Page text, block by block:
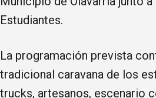
Estudiantes.
La programación prevista
tradicional caravana de los
trucks, artesanos, escenario